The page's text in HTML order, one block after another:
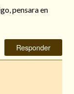
pensara en
Responder